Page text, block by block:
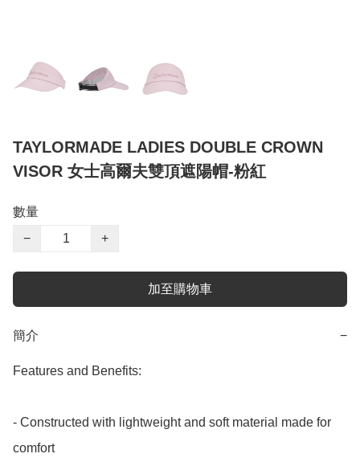
TAYLORMADE LADIES DOUBLE CROWN
VISOR 女士高爾夫雙頂遮陽帽-粉紅
數量
−
+
加至購物車
簡介 −
Features and Benefits:
- Constructed with lightweight and soft material made for
comfort